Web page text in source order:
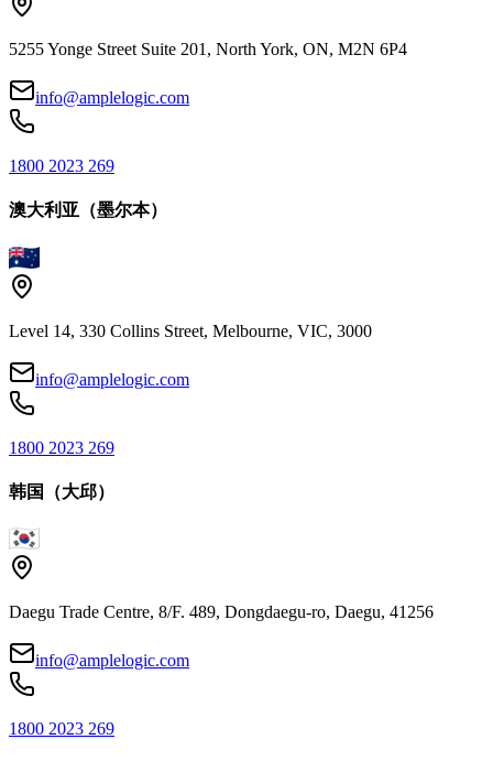
5255 Yonge Street Suite 201, North York, ON, M2N 6P4
info@amplelogic.com
1800 2023 269
澳大利亚（墨尔本）
Level 14, 330 Collins Street, Melbourne, VIC, 3000
info@amplelogic.com
1800 2023 269
韩国（大邱）
Daegu Trade Centre, 8/F. 489, Dongdaegu-ro, Daegu, 41256
info@amplelogic.com
1800 2023 269